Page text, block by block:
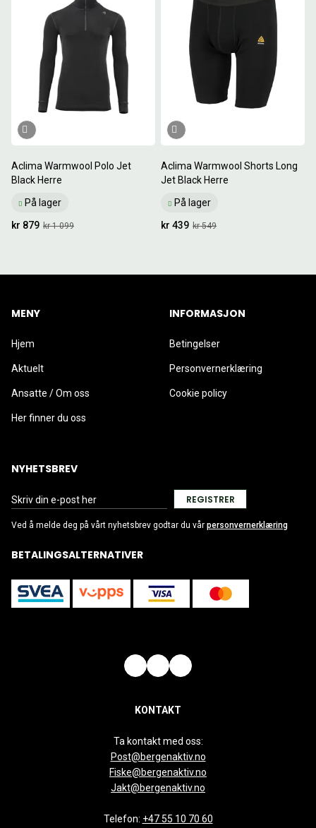
Aclima Warmwool Polo Jet
Black Herre
På lager
kr 1 099
kr 879
Aclima Warmwool Shorts Long
Jet Black Herre
På lager
kr 549
kr 439
MENY
Hjem
Aktuelt
Ansatte / Om oss
Her finner du oss
INFORMASJON
Betingelser
Personvernerklæring
Cookie policy
NYHETSBREV
REGISTRER
Ved å melde deg på vårt nyhetsbrev godtar du vår personvernerklæring
BETALINGSALTERNATIVER
KONTAKT
Ta kontakt med oss:
Post@bergenaktiv.no
Fiske@bergenaktiv.no
Jakt@bergenaktiv.no
Telefon: +47 55 10 70 60